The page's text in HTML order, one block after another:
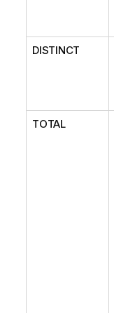
DISTINCT
TOTAL